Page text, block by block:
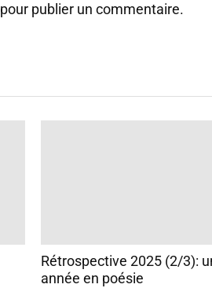
pour publier un commentaire.
Rétrospective 2025 (2/3):
année en poésie